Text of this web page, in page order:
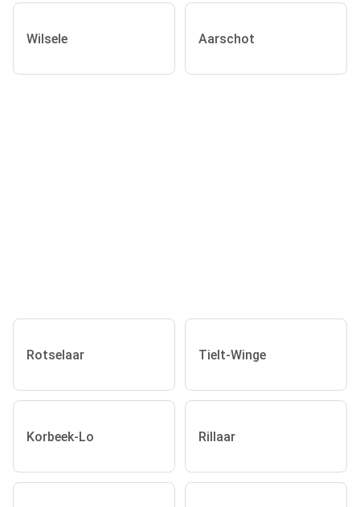
Wilsele Aarschot
Rotselaar Tielt-Winge
Korbeek-Lo Rillaar